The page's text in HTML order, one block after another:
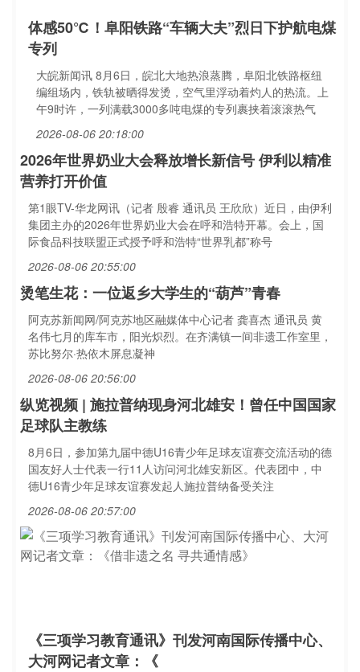
体感50℃！阜阳铁路“车辆大夫”烈日下护航电煤
专列
大皖新闻讯 8月6日，皖北大地热浪蒸腾，阜阳北铁路枢纽
编组场内，铁轨被晒得发烫，空气里浮动着灼人的热流。上
午9时许，一列满载3000多吨电煤的专列裹挟着滚滚热气
2026-08-06 20:18:00
2026年世界奶业大会释放增长新信号 伊利以精准
营养打开价值
第1眼TV-华龙网讯（记者 殷睿 通讯员 王欣欣）近日，由伊利
集团主办的2026年世界奶业大会在呼和浩特开幕。会上，国
际食品科技联盟正式授予呼和浩特“世界乳都”称号
2026-08-06 20:55:00
烫笔生花：一位返乡大学生的“葫芦”青春
阿克苏新闻网/阿克苏地区融媒体中心记者 龚喜杰 通讯员 黄
名伟七月的库车市，阳光炽烈。在齐满镇一间非遗工作室里，
苏比努尔·热依木屏息凝神
2026-08-06 20:56:00
纵览视频 | 施拉普纳现身河北雄安！曾任中国国家
足球队主教练
8月6日，参加第九届中德U16青少年足球友谊赛交流活动的德
国友好人士代表一行11人访问河北雄安新区。代表团中，中
德U16青少年足球友谊赛发起人施拉普纳备受关注
2026-08-06 20:57:00
《三项学习教育通讯》刊发河南国际传播中心、
大河网记者文章：《